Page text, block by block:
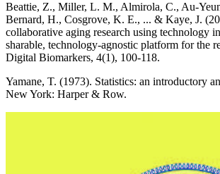
Beattie, Z., Miller, L. M., Almirola, C., Au-
Bernard, H., Cosgrove, K. E., ... & Kaye, J.
collaborative aging research using technology
sharable, technology-agnostic platform for the
Digital Biomarkers, 4(1), 100-118.
Yamane, T. (1973). Statistics: an introductory
New York: Harper & Row.